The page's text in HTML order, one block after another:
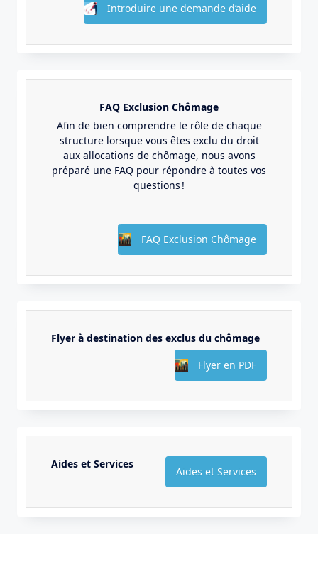
Introduire une demande d’aide
FAQ Exclusion Chômage
Afin de bien comprendre le rôle de chaque
structure lorsque vous êtes exclu du droit
aux allocations de chômage, nous avons
préparé une FAQ pour répondre à toutes vos
questions !
FAQ Exclusion Chômage
Flyer à destination des exclus du chômage
Flyer en PDF
Aides et Services
Aides et Services